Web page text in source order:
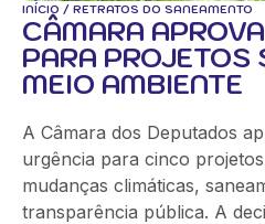
INÍCIO / RETRATOS DO SANEAMENTO
CÂMARA
PARA PROJETOS
MEIO AMBIENTE
A Câmara dos Deputados
urgência para cinco
mudanças climáticas,
transparência pública. A